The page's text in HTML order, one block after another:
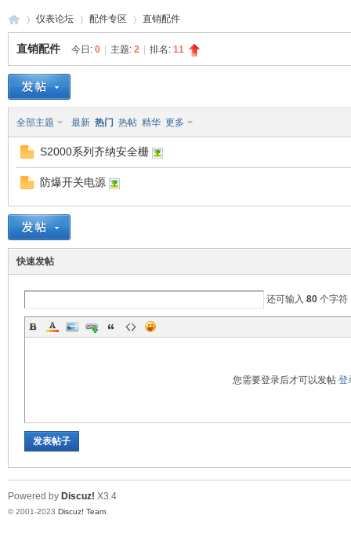
爆
»
仪表论坛 配件专区 直销配件
直销配件 今日: 0 主题: 2 排名: 11
全部主题 最新 热门 热帖 精华 更多
S2000系列齐纳安全栅
防爆开关电源
快速发帖
还可输入 80 个字符
您需要登录后才可以发帖 登
发表帖子
Powered by Discuz! X3.4
© 2001-2023 Discuz! Team